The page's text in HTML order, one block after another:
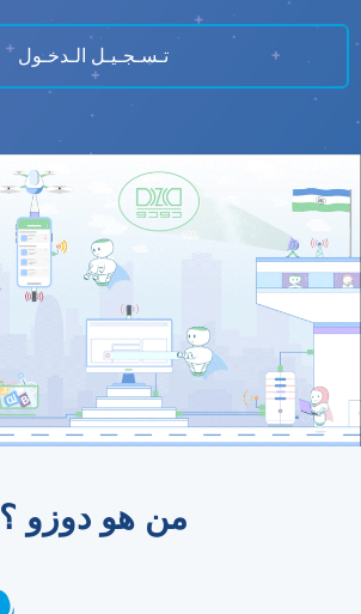
تـسـجـيـل الـدخـول
من هو دوزو ؟